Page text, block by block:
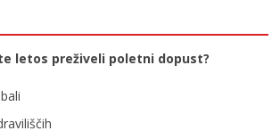
letos preživeli poletni dopust?